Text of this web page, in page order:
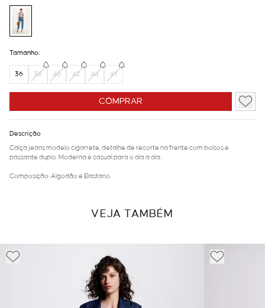
COMPRAR
Tamanho:
36 38 40 42 44 46
Descrição
Calça jeans modelo cigarrete, detalhe de recorte na frente com bolsos e
passante duplo. Moderna e casual para o dia a dia.
Composição: Algodão e Elastano.
VEJA TAMBÉM